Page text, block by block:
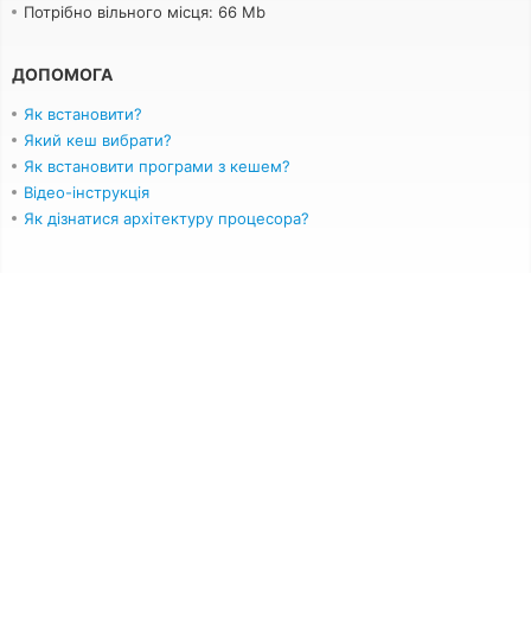
Потрібно вільного місця: 66 Mb
ДОПОМОГА
Як встановити?
Який кеш вибрати?
Як встановити програми з кешем?
Відео-інструкція
Як дізнатися архітектуру процесора?